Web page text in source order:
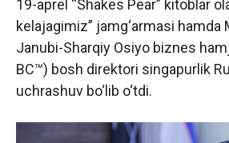
19-aprel “Shakes Pear” kitoblar
kelajagimiz” jamg‘armasi hamda
Janubi-Sharqiy Osiyo biznes
BC™) bosh direktori singapurlik
uchrashuv bo‘lib o‘tdi.